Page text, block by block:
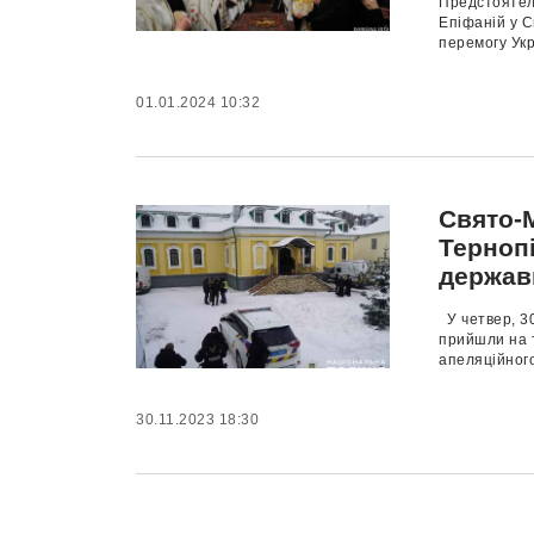
Епіфаній у
перемогу
01.01.2024 10:32
Свято-
У четвер,
прийшли на
30.11.2023 18:30